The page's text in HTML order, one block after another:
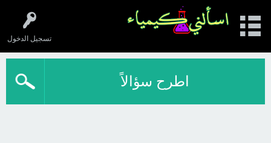
تسجيل الدخول
اطرح سؤالاً